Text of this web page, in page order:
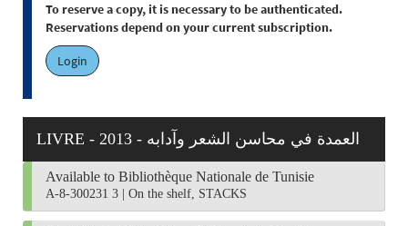
To reserve a copy, it is necessary to be authenticated.
Reservations depend on your current subscription.
Login
LIVRE - 2013 - العمدة في محاسن الشعر وآدابه
Available to Bibliothèque Nationale de Tunisie
A-8-300231 3 On the shelf, STACKS